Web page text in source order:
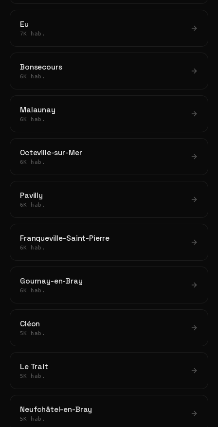
Eu
7K hab.
Bonsecours
6K hab.
Malaunay
6K hab.
Octeville-sur-Mer
6K hab.
Pavilly
6K hab.
Franqueville-Saint-Pierre
6K hab.
Gournay-en-Bray
6K hab.
Cléon
5K hab.
Le Trait
5K hab.
Neufchâtel-en-Bray
5K hab.